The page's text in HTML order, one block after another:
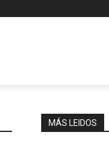
MÁS LEIDOS